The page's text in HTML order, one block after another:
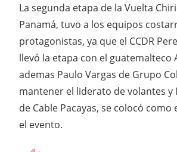
La segunda etapa de la Vuelta
Panamá, tuvo a los equipos
protagonistas, ya que el CCDR
llevó la etapa con el guatemalteco
ademas Paulo Vargas de Grupo
mantener el liderato de volantes y
de Cable Pacayas, se colocó
el evento.